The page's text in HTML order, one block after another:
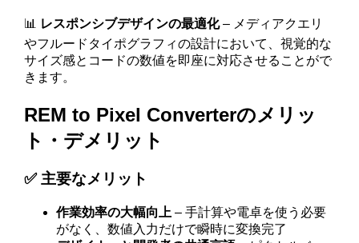
📊 レスポンシブデザインの最適化– メディアクエリ
やフルードタイポグラフィの設計において、視覚的な
サイズ感とコードの数値を即座に対応させることがで
きます。
REM to Pixel Converterのメリッ
ト・デメリット
✅ 主要なメリット
作業効率の大幅向上 – 手計算や電卓を使う必要
がなく、数値入力だけで瞬時に変換完了